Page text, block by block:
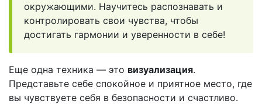
окружающими. Научитесь распознавать и
контролировать свои чувства, чтобы
достигать гармонии и уверенности в себе!
Еще одна техника — это визуализация.
Представьте себе спокойное и приятное место, где
вы чувствуете себя в безопасности и счастливо.